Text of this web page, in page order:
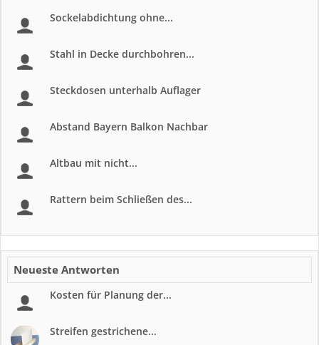
Sockelabdichtung ohne...
Stahl in Decke durchbohren...
Steckdosen unterhalb Auflager
Abstand Bayern Balkon Nachbar
Altbau mit nicht...
Rattern beim Schließen des...
Neueste Antworten
Kosten für Planung der...
Streifen gestrichene...